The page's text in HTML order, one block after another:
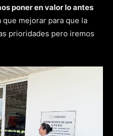
poner en valor lo antes
mejorar para que la
prioridades pero iremos